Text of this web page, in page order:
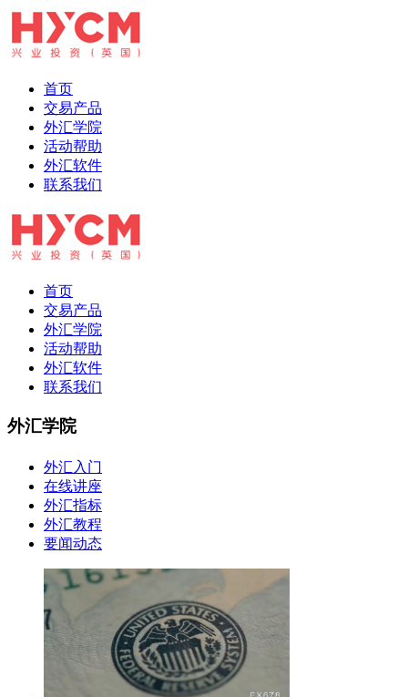
首页
交易产品
外汇学院
活动帮助
外汇软件
联系我们
首页
交易产品
外汇学院
活动帮助
外汇软件
联系我们
外汇学院
外汇入门
在线讲座
外汇指标
外汇教程
要闻动态